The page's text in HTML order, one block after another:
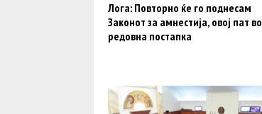
Лога: Повторно ќе го поднесам
Законот за амнестија, овој пат во
редовна постапка